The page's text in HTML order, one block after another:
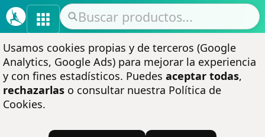
Usamos cookies propias y de terceros (Google
Analytics, Google Ads) para mejorar la experiencia
y con fines estadísticos. Puedes aceptar todas,
rechazarlaso consultar nuestra Política de
Cookies.